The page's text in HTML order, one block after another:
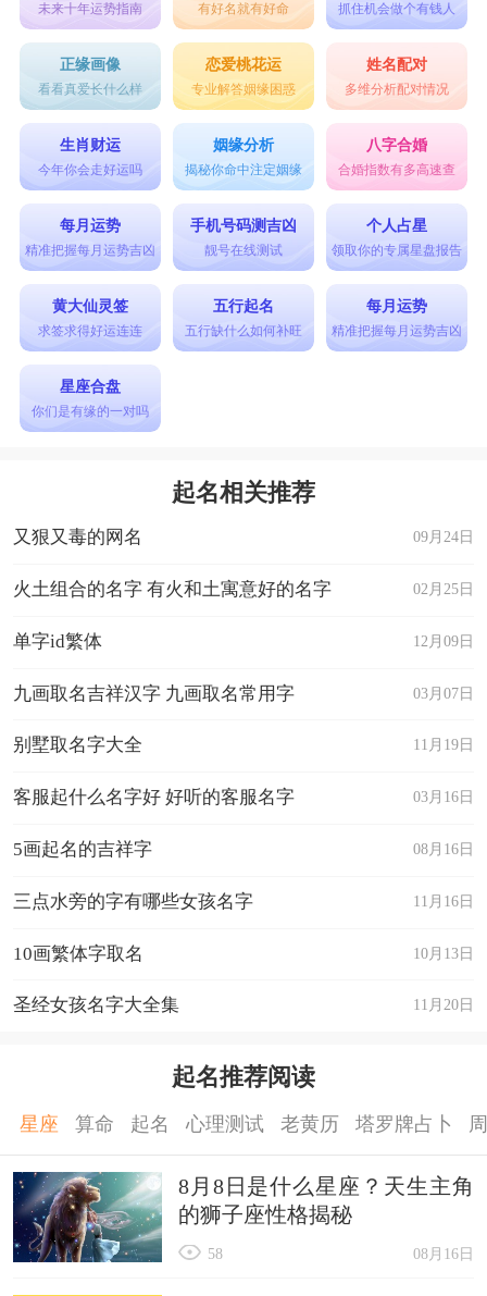
未来十年运势指南 有好名就有好命 抓住机会做个有钱人
正缘画像
看看真爱长什么样
恋爱桃花运
专业解答姻缘困惑
姓名配对
多维分析配对情况
生肖财运
今年你会走好运吗
姻缘分析
揭秘你命中注定姻缘
八字合婚
合婚指数有多高速查
每月运势
精准把握每月运势吉凶
手机号码测吉凶
靓号在线测试
个人占星
领取你的专属星盘报告
黄大仙灵签
求签求得好运连连
五行起名
五行缺什么如何补旺
每月运势
精准把握每月运势吉凶
星座合盘
你们是有缘的一对吗
起名相关推荐
09月24日
又狠又毒的网名
02月25日
火土组合的名字 有火和土寓意好的名字
12月09日
单字id繁体
03月07日
九画取名吉祥汉字 九画取名常用字
11月19日
别墅取名字大全
03月16日
客服起什么名字好 好听的客服名字
08月16日
5画起名的吉祥字
11月16日
三点水旁的字有哪些女孩名字
10月13日
10画繁体字取名
11月20日
圣经女孩名字大全集
起名推荐阅读
星座 算命 起名 心理测试 老黄历 塔罗牌占卜
8月8日是什么星座？天生主角
的狮子座性格揭秘
08月16日
58